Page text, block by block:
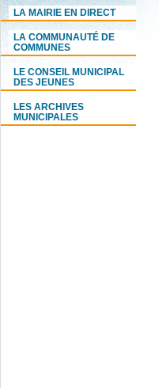
LA MAIRIE EN DIRECT
LA COMMUNAUTÉ DE
COMMUNES
LE CONSEIL MUNICIPAL
DES JEUNES
LES ARCHIVES
MUNICIPALES